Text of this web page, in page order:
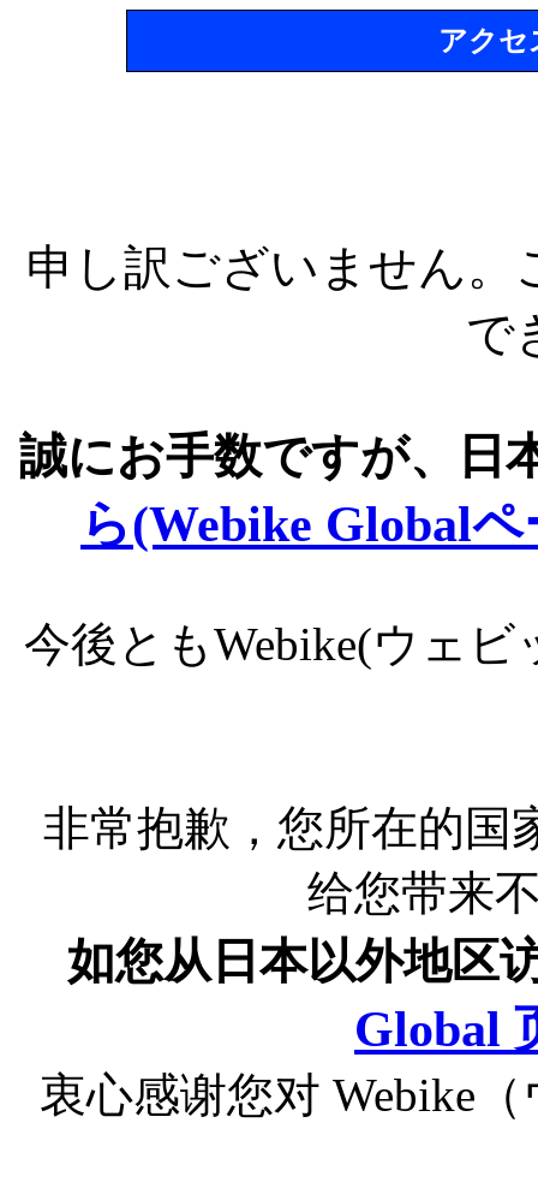
アクセ
申し訳ございません
で
誠にお手数ですが、日
ら(Webike Global
今後ともWebike(ウェ
非常抱歉，您所在的国
给您带来
如您从日本以外地区
Global
衷心感谢您对 Webike